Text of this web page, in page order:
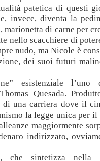
patetica di questi
invece, diventa la
marionetta di carne per
nello scacchiere di
nudo, ma Nicole è
dei suoi futuri
esistenziale l’uno
Quesada.
di una carriera dove il
la legge unica per
maggiormente
indirizzato,
che sintetizza nella